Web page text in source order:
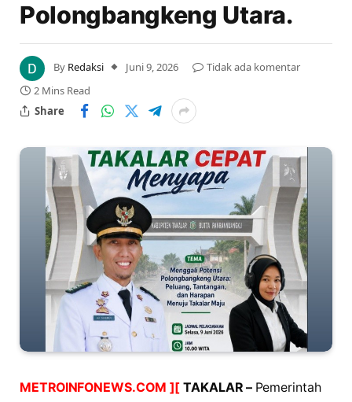
Polongbangkeng Utara.
By Redaksi Juni 9, 2026
Tidak ada komentar
2 Mins Read
Share
METROINFONEWS.COM ][ TAKALAR –Pemerintah